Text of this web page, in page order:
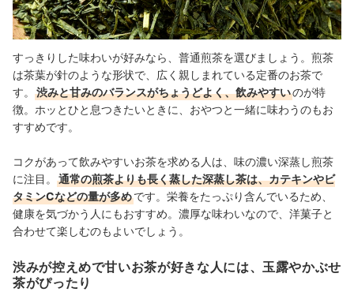
すっきりした味わいが好みなら、普通煎茶を選びましょう。煎茶
は茶葉が針のような形状で、広く親しまれている定番のお茶で
す。
渋みと甘みのバランスがちょうどよく、飲みやすいのが特
徴。ホッとひと息つきたいときに、おやつと一緒に味わうのもお
すすめです。
コクがあって飲みやすいお茶を求める人は、味の濃い深蒸し煎茶
に注目。
通常の煎茶よりも長く蒸した深蒸し茶は、カテキンやビ
タミンCなどの量が多めです。栄養をたっぷり含んでいるため、
健康を気づかう人にもおすすめ。濃厚な味わいなので、洋菓子と
合わせて楽しむのもよいでしょう。
渋みが控えめで甘いお茶が好きな人には、玉露やかぶせ
茶がぴったり